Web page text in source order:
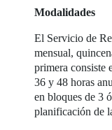
Modalidades
El Servicio de
mensual,
primera consiste
36 y 48 horas
en bloques de 3
planificación de